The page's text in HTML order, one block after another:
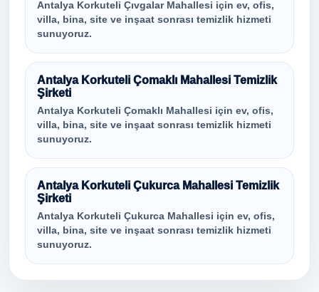
Antalya Korkuteli Çıvgalar Mahallesi için ev, ofis,
villa, bina, site ve inşaat sonrası temizlik hizmeti
sunuyoruz.
Antalya Korkuteli Çomaklı Mahallesi Temizlik
Şirketi
Antalya Korkuteli Çomaklı Mahallesi için ev, ofis,
villa, bina, site ve inşaat sonrası temizlik hizmeti
sunuyoruz.
Antalya Korkuteli Çukurca Mahallesi Temizlik
Şirketi
Antalya Korkuteli Çukurca Mahallesi için ev, ofis,
villa, bina, site ve inşaat sonrası temizlik hizmeti
sunuyoruz.